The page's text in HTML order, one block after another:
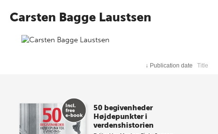
Carsten Bagge Laustsen
↓ Publication date Title
50 begivenheder
Højdepunkter i
verdenshistorien